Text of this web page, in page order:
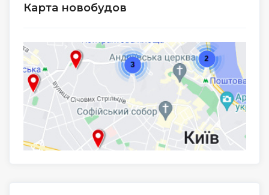
Карта новобудов